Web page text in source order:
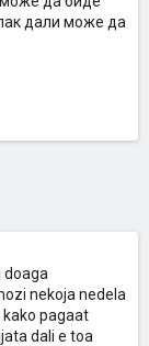
дали може да
doaga
nekoja nedela
pagaat
dali e toa